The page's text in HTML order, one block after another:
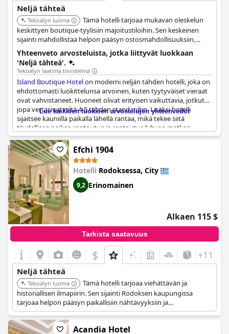
Neljä tähteä
Tekoälyn luoma
Tämä hotelli tarjoaa mukavan oleskelun
keskittyen boutique-tyylisiin majoitustiloihin. Sen keskeinen
sijainti mahdollistaa helpon pääsyn ostosmahdollisuuksiin,
ruokailupaikkoihin ja kulttuurikohteisiin.
Yhteenveto arvosteluista, jotka liittyvät luokkaan
'Neljä tähteä'.
Tekoälyn laatima tiivistelmä
Island Boutique Hotelon moderni neljän tähden hotelli, joka on
ehdottomasti luokittelunsa arvoinen, kuten tyytyväiset vieraat
ovat vahvistaneet. Huoneet olivat erityisen vaikuttavia, jotkut
jopa vertasivat niitä 4-5 tähden standardiin. Lisäksi hotelli
sijaitsee kauniilla paikalla lähellä rantaa, mikä tekee siitä
täydellisen paikan rentoutua ja rentoutua lyhyen matkan
aikana. Huoneiden edullinen hinta on myös miellyttävä yllätys,
joten se tarjoaa loistavaa vastinetta rahalle. Asiakkaat
suosittelevat tätä hotellia lämpimästi, sillä se tarjoaa upean
kokemuksen murto-osalla odotetusta hinnasta.
Lue kaikkien luokkien arvostelujen yhteenvedot
Efchi 1904
Hotelli Rodoksessa, City
9,2 Erinomainen
Alkaen 115 $
Tarkista saatavuus
$ +11
Neljä tähteä
Tekoälyn luoma
Tämä hotelli tarjoaa viehättävän ja
historiallisen ilmapiirin. Sen sijainti Rodoksen kaupungissa
tarjoaa helpon pääsyn paikallisiin nähtävyyksiin ja
kulttuurikohteisiin.
Acandia Hotel